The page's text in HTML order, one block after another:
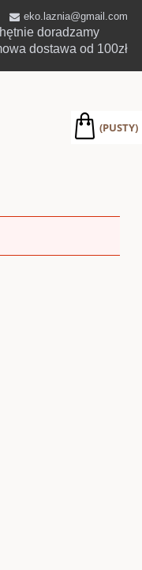
eko.laznia@gmail.com
doradzamy
dostawa od 100zł
(PUSTY)